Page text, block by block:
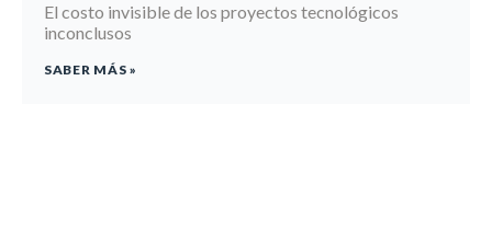
El costo invisible de los proyectos tecnológicos
inconclusos
SABER MÁS »